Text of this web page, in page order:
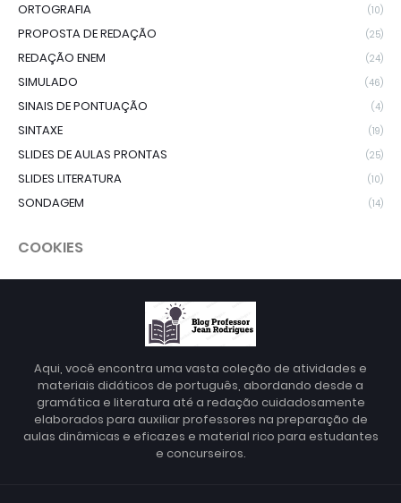
ORTOGRAFIA (10)
PROPOSTA DE REDAÇÃO (25)
REDAÇÃO ENEM (24)
SIMULADO (46)
SINAIS DE PONTUAÇÃO (4)
SINTAXE (19)
SLIDES DE AULAS PRONTAS (25)
SLIDES LITERATURA (10)
SONDAGEM (14)
COOKIES
Aqui, você encontra uma vasta coleção de atividades e
materiais didáticos de português, abordando desde a
gramática e literatura até a redação cuidadosamente
elaborados para auxiliar professores na preparação de
aulas dinâmicas e eficazes e material rico para estudantes
e concurseiros.